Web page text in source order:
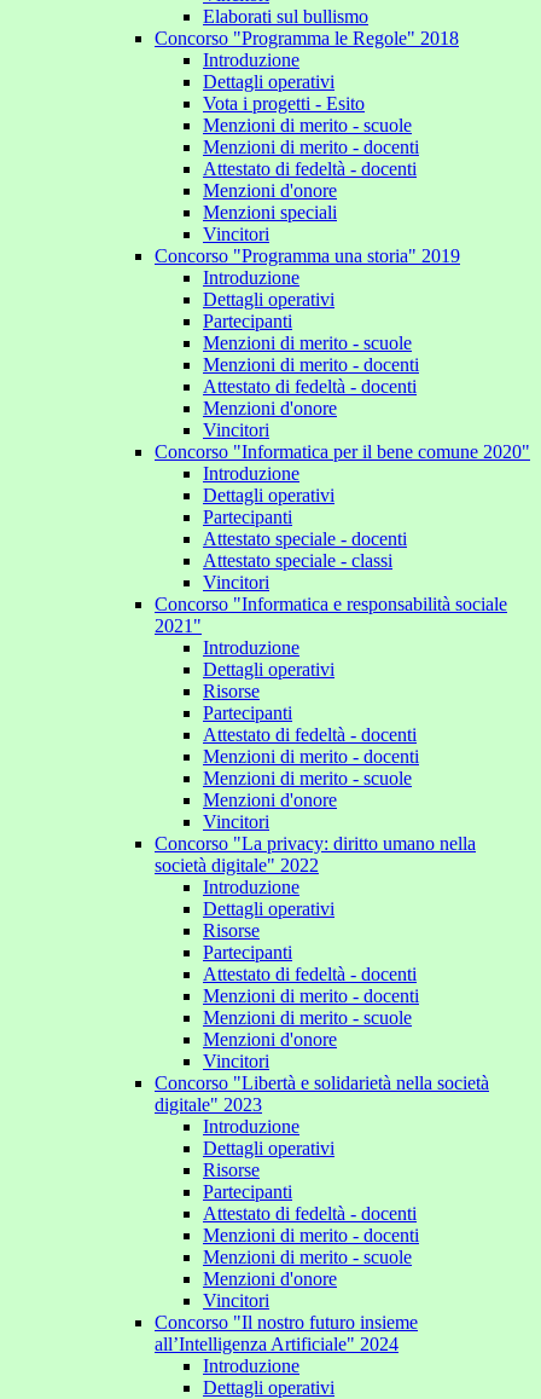
Elaborati sul bullismo
Concorso "Programma le Regole" 2018
Introduzione
Dettagli operativi
Vota i progetti - Esito
Menzioni di merito - scuole
Menzioni di merito - docenti
Attestato di fedeltà - docenti
Menzioni d'onore
Menzioni speciali
Vincitori
Concorso "Programma una storia" 2019
Introduzione
Dettagli operativi
Partecipanti
Menzioni di merito - scuole
Menzioni di merito - docenti
Attestato di fedeltà - docenti
Menzioni d'onore
Vincitori
Concorso "Informatica per il bene comune 2020"
Introduzione
Dettagli operativi
Partecipanti
Attestato speciale - docenti
Attestato speciale - classi
Vincitori
Concorso "Informatica e responsabilità sociale
2021"
Introduzione
Dettagli operativi
Risorse
Partecipanti
Attestato di fedeltà - docenti
Menzioni di merito - docenti
Menzioni di merito - scuole
Menzioni d'onore
Vincitori
Concorso "La privacy: diritto umano nella
società digitale" 2022
Introduzione
Dettagli operativi
Risorse
Partecipanti
Attestato di fedeltà - docenti
Menzioni di merito - docenti
Menzioni di merito - scuole
Menzioni d'onore
Vincitori
Concorso "Libertà e solidarietà nella società
digitale" 2023
Introduzione
Dettagli operativi
Risorse
Partecipanti
Attestato di fedeltà - docenti
Menzioni di merito - docenti
Menzioni di merito - scuole
Menzioni d'onore
Vincitori
Concorso "Il nostro futuro insieme
all’Intelligenza Artificiale" 2024
Introduzione
Dettagli operativi